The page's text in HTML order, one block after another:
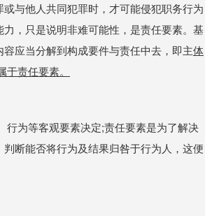
与他人共同犯罪时，才可能侵犯职务行为
，只是说明非难可能性，是责任要素。基
应当分解到构成要件与责任中去，即主体
责任要素。
为等客观要素决定;责任要素是为了解决
断能否将行为及结果归咎于行为人，这便